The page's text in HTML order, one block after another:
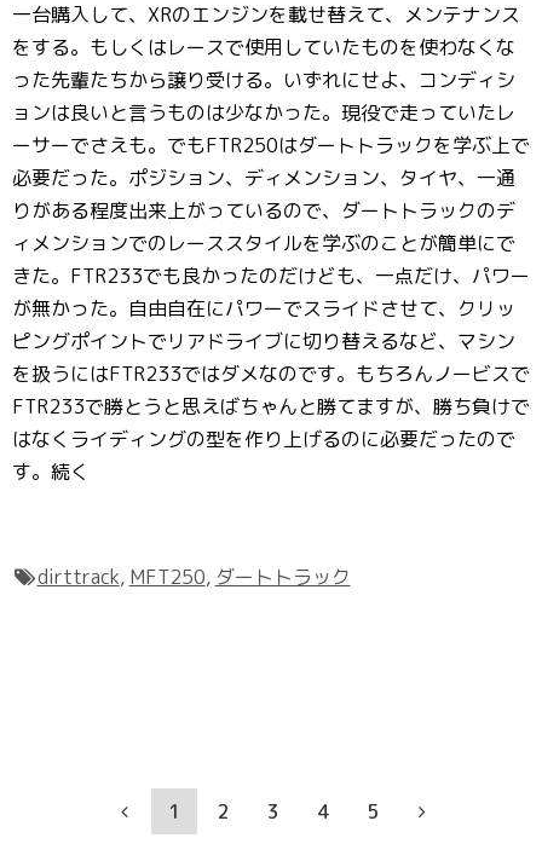
一台購入して、XRのエンジンを載せ替えて、メンテナンス
をする。もしくはレースで使用していたものを使わなくな
った先輩たちから譲り受ける。いずれにせよ、コンディシ
ョンは良いと言うものは少なかった。現役で走っていたレ
ーサーでさえも。でもFTR250はダートトラックを学ぶ上で
必要だった。ポジション、ディメンション、タイヤ、一通
りがある程度出来上がっているので、ダートトラックのデ
ィメンションでのレーススタイルを学ぶのことが簡単にで
きた。FTR233でも良かったのだけども、一点だけ、パワー
が無かった。自由自在にパワーでスライドさせて、クリッ
ピングポイントでリアドライブに切り替えるなど、マシン
を扱うにはFTR233ではダメなのです。もちろんノービスで
FTR233で勝とうと思えばちゃんと勝てますが、勝ち負けで
はなくライディングの型を作り上げるのに必要だったので
す。続く
dirttrack, MFT250, ダートトラック
1 2 3 4 5